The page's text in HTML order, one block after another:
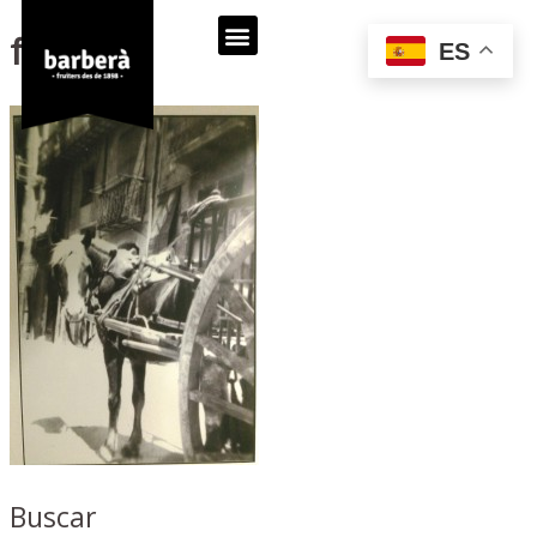
foto (8)
Buscar
ES